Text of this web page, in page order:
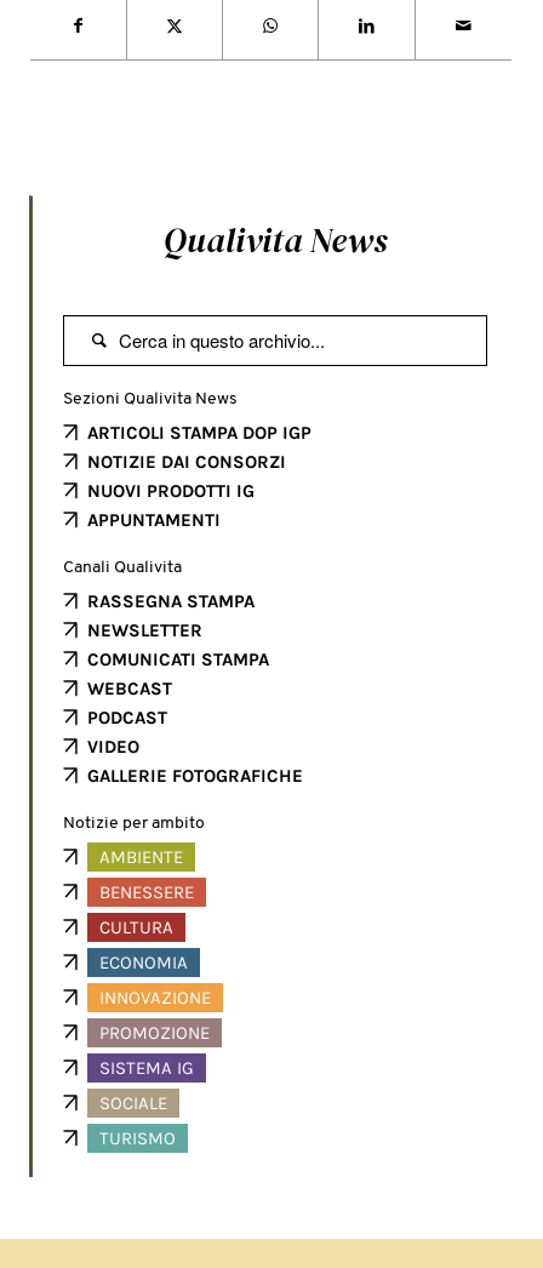
Qualivita News

Sezioni Qualivita News
ARTICOLI STAMPA DOP IGP
NOTIZIE DAI CONSORZI
NUOVI PRODOTTI IG
APPUNTAMENTI
Canali Qualivita
RASSEGNA STAMPA
NEWSLETTER
COMUNICATI STAMPA
WEBCAST
PODCAST
VIDEO
GALLERIE FOTOGRAFICHE
Notizie per ambito
AMBIENTE
BENESSERE
CULTURA
ECONOMIA
INNOVAZIONE
PROMOZIONE
SISTEMA IG
SOCIALE
TURISMO